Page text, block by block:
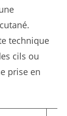
technique
cils ou
prise en